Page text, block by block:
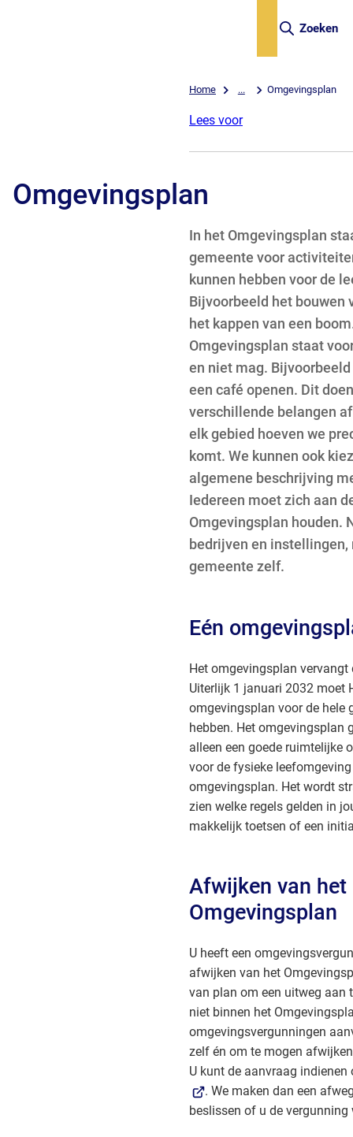
Zoeken
Home ... Omgevingsplan
Lees voor
Omgevingsplan
In het Omgevingsplan
gemeente voor
kunnen hebben voor de
Bijvoorbeeld het bouwen
het kappen van een
Omgevingsplan staat
en niet mag.
een café openen. Dit
verschillende belangen
elk gebied hoeven we
komt. We kunnen ook
algemene beschrijving
Iedereen moet zich aan
Omgevingsplan houden.
bedrijven en instellingen,
gemeente zelf.
Eén
Het omgevingsplan
Uiterlijk 1 januari 2032 moet
omgevingsplan voor de hele
hebben. Het omgevingsplan
alleen een goede ruimtelijke
voor de fysieke
omgevingsplan. Het wordt
zien welke regels gelden in
makkelijk toetsen of een
Afwijken van het
Omgevingsplan
U heeft een
afwijken van het
van plan om een uitweg aan
niet binnen het
omgevingsvergunningen
zelf én om te mogen
U kunt de aanvraag
. We maken dan een
beslissen of u de